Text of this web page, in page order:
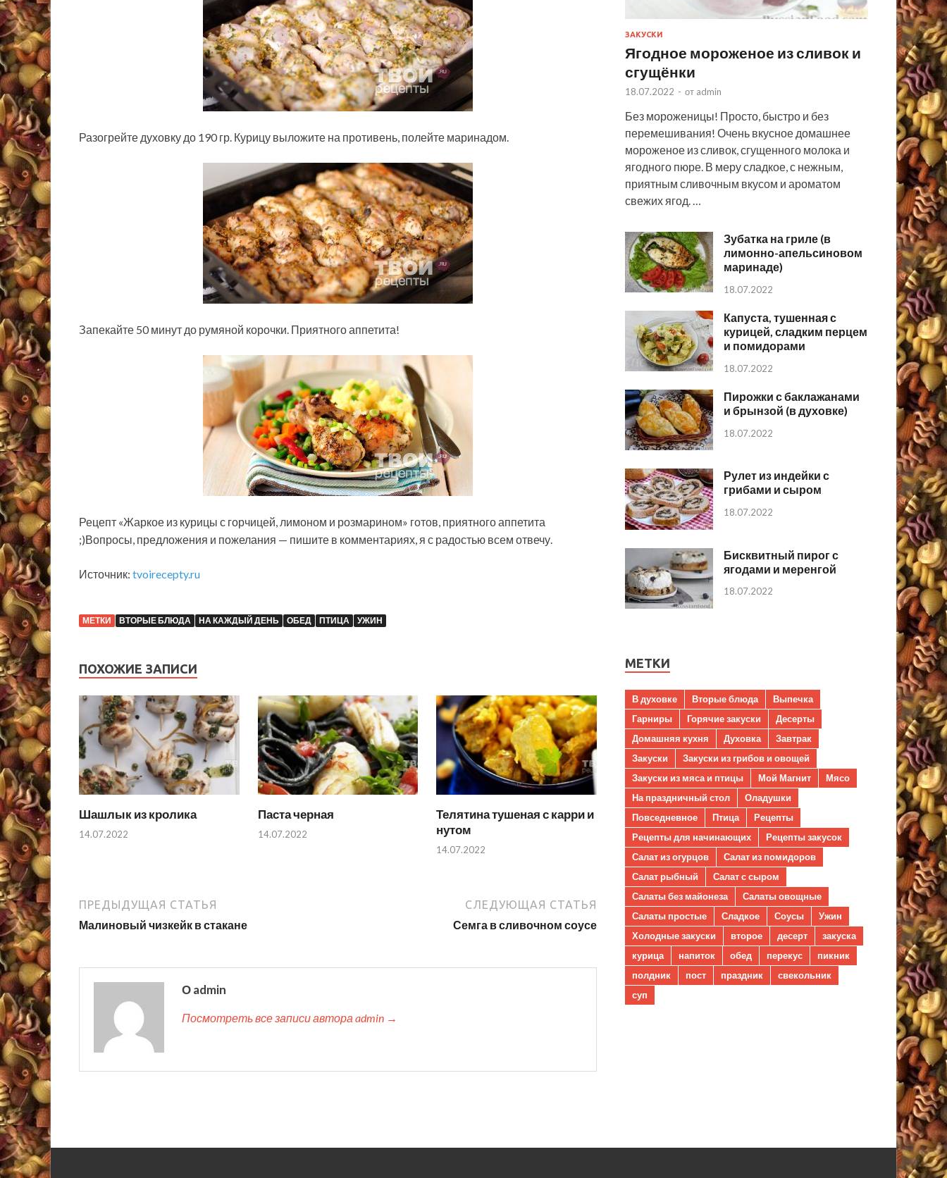
Разогрейте духовку до 190 гр. Курицу выложите на противень, полейте маринадом.
Запекайте 50 минут до румяной корочки. Приятного аппетита!
Рецепт «Жаркое из курицы с горчицей, лимоном и розмарином» готов, приятного аппетита
;)Вопросы, предложения и пожелания — пишите в комментариях, я с радостью всем отвечу.
Источник: tvoirecepty.ru
МЕТКИ ВТОРЫЕ БЛЮДА НА КАЖДЫЙ ДЕНЬ ОБЕД ПТИЦА УЖИН
ПОХОЖИЕ ЗАПИСИ
Шашлык из кролика
14.07.2022
Паста черная
14.07.2022
Телятина тушеная с карри и
нутом
14.07.2022
ПРЕДЫДУЩАЯ СТАТЬЯ
Малиновый чизкейк в стакане
СЛЕДУЮЩАЯ СТАТЬЯ
Семга в сливочном соусе
О admin
Посмотреть все записи автора admin →
ЗАКУСКИ
Ягодное мороженое из сливок и
сгущёнки
18.07.2022 - от admin
Без мороженицы! Просто, быстро и без
перемешивания! Очень вкусное домашнее
мороженое из сливок, сгущенного молока и
ягодного пюре. В меру сладкое, с нежным,
приятным сливочным вкусом и ароматом
свежих ягод. …
Зубатка на гриле (в
лимонно-апельсиновом
маринаде)
18.07.2022
Капуста, тушенная с
курицей, сладким перцем
и помидорами
18.07.2022
Пирожки с баклажанами
и брынзой (в духовке)
18.07.2022
Рулет из индейки с
грибами и сыром
18.07.2022
Бисквитный пирог с
ягодами и меренгой
18.07.2022
МЕТКИ
В духовке Вторые блюда
Выпечка
Гарниры
Горячие закуски
Десерты
Домашняя кухня
Духовка
Завтрак
Закуски
Закуски из грибов и овощей
Закуски из мяса и птицы
Мой Магнит
Мясо
На праздничный стол
Оладушки
Повседневное
Птица
Рецепты
Рецепты для начинающих
Рецепты закусок
Салат из огурцов
Салат из помидоров
Салат рыбный
Салат с сыром
Салаты без майонеза
Салаты овощные
Салаты простые
Сладкое Соусы
Ужин
Холодные закуски
второе десерт
закуска
курица
напиток обед перекус
пикник
полдник
пост праздник
свекольник
суп